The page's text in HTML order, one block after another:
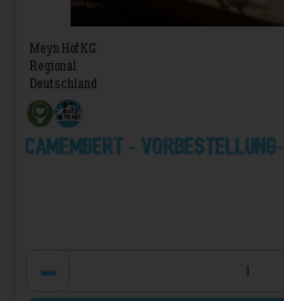
Meyn Hof KG
Regional
Deutschland
Camembert - VORBESTELLUNG-